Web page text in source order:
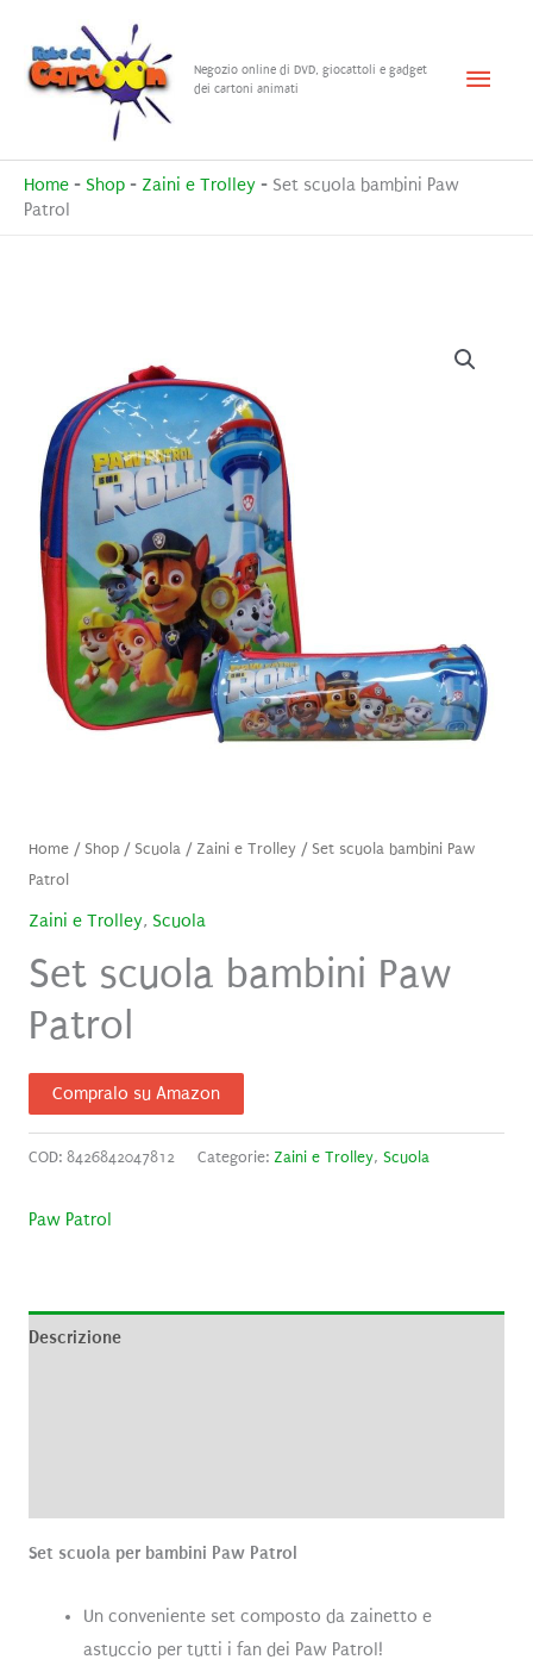
contenuto
Negozio online di DVD, giocattoli e gadget
dei cartoni animati
Menu
Home - Shop - Zaini e Trolley - Set scuola bambini Paw
Patrol
Home/ Shop/ Scuola/ Zaini e Trolley/ Set scuola bambini Paw
Patrol
Zaini e Trolley, Scuola
Set scuola bambini Paw
Patrol
Compralo su Amazon
COD: 8426842047812 Categorie: Zaini e Trolley, Scuola
Paw Patrol
Descrizione
Set scuola per bambini Paw Patrol
Un conveniente set composto da zainetto e
astuccio per tutti i fan dei Paw Patrol!